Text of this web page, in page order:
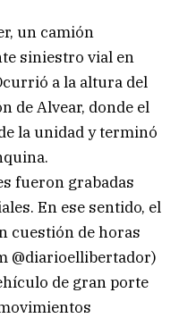
un camión
siniestro vial en
a la altura del
de Alvear, donde el
la unidad y terminó
fueron grabadas
En ese sentido, el
cuestión de horas
@diarioellibertador)
de gran porte